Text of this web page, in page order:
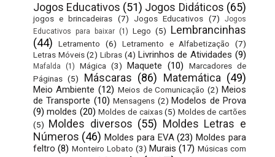
Jogos Educativos (51) Jogos Didáticos (65)
jogos e brincadeiras (7) Jogos Educativos (7)
Jogos
Educativos para baixar (1) Lego (5) Lembrancinhas
(44)
Letramento (6) Letramento e Alfabetização
(7)
Letras Móveis (2) Libras (4) Livrinhos de Atividades (9)
Mafalda (1) Mágica (3) Maquete (10)
Marcadores de
Páginas (5) Máscaras (86) Matemática (49)
Meio Ambiente (12) Meios de Comunicação (2) Meios
de Transporte (10) Mensagens (2) Modelos de Prova
(9) moldes (20) Moldes de caixas (5) Moldes de cartões
(5) Moldes diversos (55) Moldes Letras e
Números (46) Moldes para EVA (23) Moldes para
feltro (8) Monteiro Lobato (3) Murais (17) Músicas com